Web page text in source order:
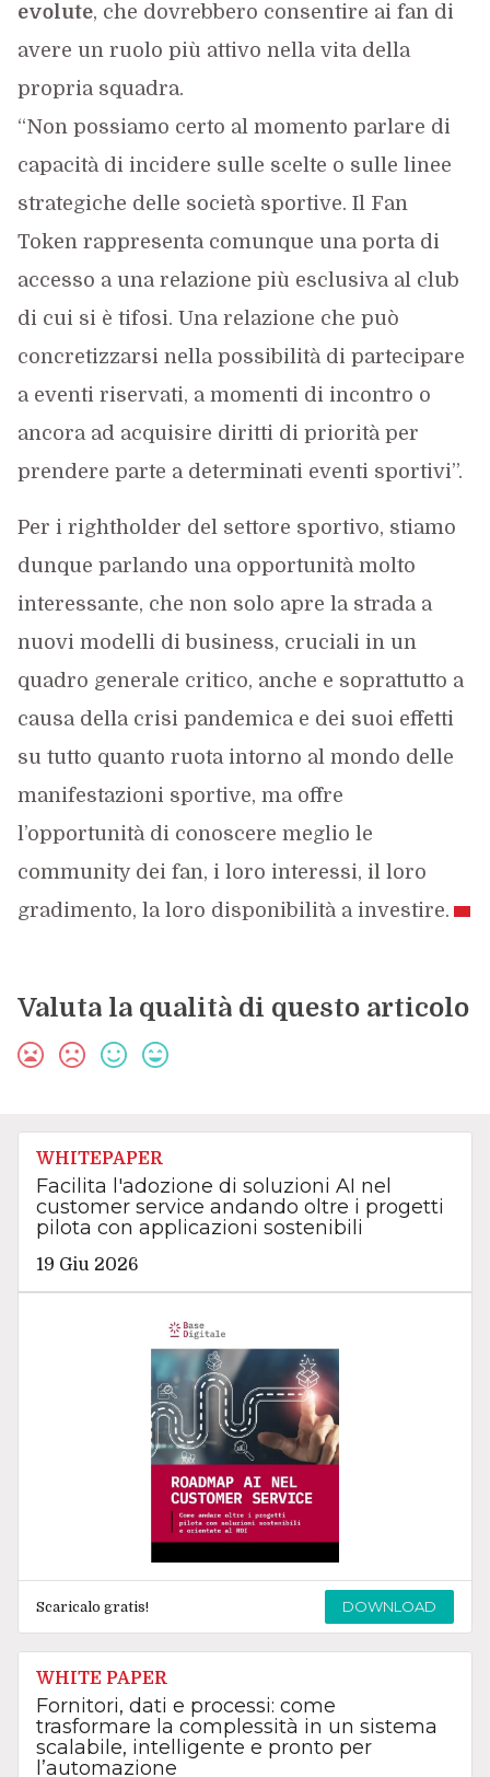
evolute, che dovrebbero consentire ai fan di
avere un ruolo più attivo nella vita della
propria squadra.
“Non possiamo certo al momento parlare di
capacità di incidere sulle scelte o sulle linee
strategiche delle società sportive. Il Fan
Token rappresenta comunque una porta di
accesso a una relazione più esclusiva al club
di cui si è tifosi. Una relazione che può
concretizzarsi nella possibilità di partecipare
a eventi riservati, a momenti di incontro o
ancora ad acquisire diritti di priorità per
prendere parte a determinati eventi sportivi”.
Per i rightholder del settore sportivo, stiamo
dunque parlando una opportunità molto
interessante, che non solo apre la strada a
nuovi modelli di business, cruciali in un
quadro generale critico, anche e soprattutto a
causa della crisi pandemica e dei suoi effetti
su tutto quanto ruota intorno al mondo delle
manifestazioni sportive, ma offre
l’opportunità di conoscere meglio le
community dei fan, i loro interessi, il loro
gradimento, la loro disponibilità a investire.
Valuta la qualità di questo articolo
WHITEPAPER
Facilita l'adozione di soluzioni AI nel
customer service andando oltre i progetti
pilota con applicazioni sostenibili
19 Giu 2026
Scaricalo gratis! DOWNLOAD
WHITE PAPER
Fornitori, dati e processi: come
trasformare la complessità in un sistema
scalabile, intelligente e pronto per
l’automazione